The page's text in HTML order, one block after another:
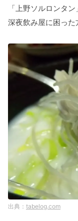
「上野ソルロンタン
深夜飲み屋に困った
tabelog.com